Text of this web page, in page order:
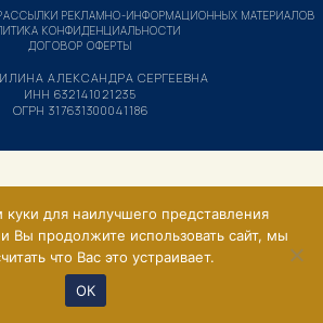
АЛЕКСАНДРА СЕРГЕЕВНА
ИНН 632141021235
ОГРН 317631300041186
РЕКЛАМНО-ИНФОРМАЦИОННЫХ МАТЕРИАЛОВ
КОНФИДЕНЦИАЛЬНОСТИ
ДОГОВОР ОФЕРТЫ
для наилучшего представления
Вы продолжите использовать сайт, мы
что Вас это устраивает.
ОК